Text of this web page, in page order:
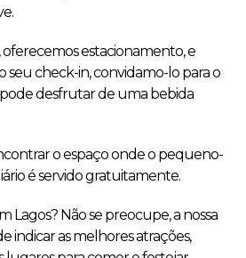
oferecemos estacionamento, e
check-in, convidamo-lo para o
pode desfrutar de uma bebida
o espaço onde o pequeno-
é servido gratuitamente.
Lagos? Não se preocupe, a nossa
indicar as melhores atrações,